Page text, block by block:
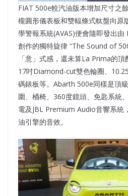
FIAT 500e較汽油版本增加尺寸之
櫳圓形儀表板和雙輻條式軚盤向原
學警報系統(AVAS)便會隨即發出
創作的獨特旋律 “The Sound of
「意」式感，還未算La Prima的頂
17吋Diamond-cut雙色輪圈、
碼錶板等。Abarth 500e同樣是頂
圍、桶椅、360度鏡頭、免匙系統
電及JBL Premium Audio音響系統
油引擎的音效。